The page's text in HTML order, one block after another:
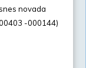
novada
-000144)